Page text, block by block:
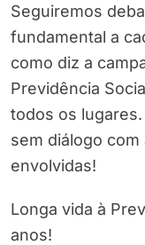
Seguiremos
fundamental a
como diz a
Previdência
todos os
sem diálogo
envolvidas!
Longa vida à
anos!